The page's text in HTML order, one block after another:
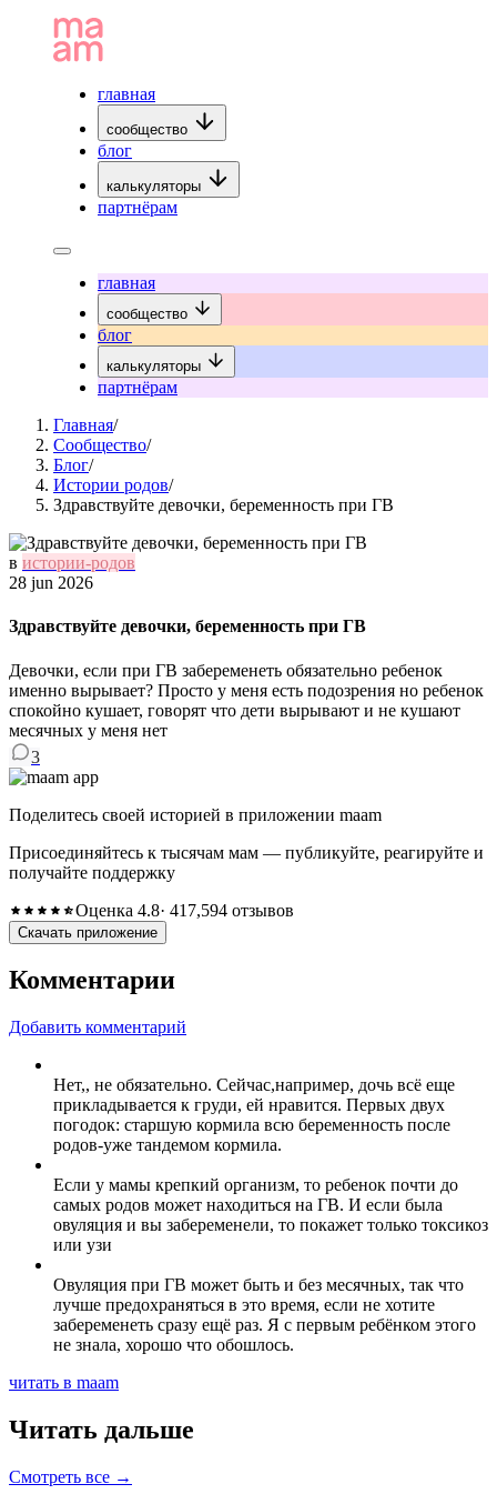
главная
сообщество
блог
калькуляторы
партнёрам
главная
сообщество
блог
калькуляторы
партнёрам
Главная/
Сообщество/
Блог/
Истории родов/
Здравствуйте девочки, беременность при ГВ
в истории-родов
28 jun 2026
Здравствуйте девочки, беременность при ГВ
Девочки, если при ГВ забеременеть обязательно ребенок
именно вырывает? Просто у меня есть подозрения но ребенок
спокойно кушает, говорят что дети вырывают и не кушают
месячных у меня нет
3
Поделитесь своей историей в приложении maam
Присоединяйтесь к тысячам мам — публикуйте, реагируйте и
получайте поддержку
Оценка 4.8· 417,594 отзывов
Скачать приложение
Комментарии
Добавить комментарий
Нет,, не обязательно. Сейчас,например, дочь всё еще
прикладывается к груди, ей нравится. Первых двух
погодок: старшую кормила всю беременность после
родов-уже тандемом кормила.
Если у мамы крепкий организм, то ребенок почти до
самых родов может находиться на ГВ. И если была
овуляция и вы забеременели, то покажет только токсикоз
или узи
Овуляция при ГВ может быть и без месячных, так что
лучше предохраняться в это время, если не хотите
забеременеть сразу ещё раз. Я с первым ребёнком этого
не знала, хорошо что обошлось.
читать в maam
Читать дальше
Смотреть все →